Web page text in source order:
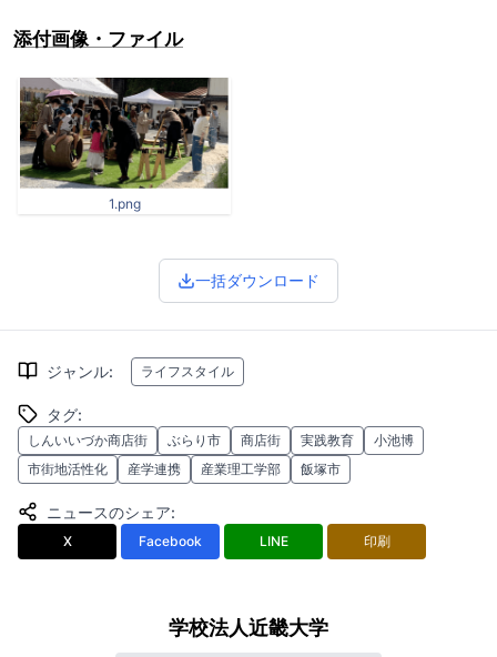
添付画像・ファイル
1.png
一括ダウンロード
ジャンル: ライフスタイル
タグ:
しんいいづか商店街 ぶらり市 商店街 実践教育
小池博
市街地活性化
産学連携 産業理工学部 飯塚市
ニュースのシェア:
X Facebook LINE 印刷
学校法人近畿大学